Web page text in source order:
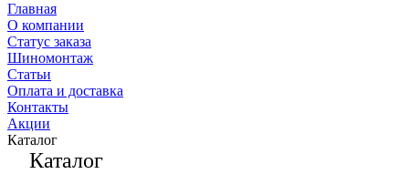
Главная
О компании
Статус заказа
Шиномонтаж
Статьи
Оплата и доставка
Контакты
Акции
Каталог
Каталог